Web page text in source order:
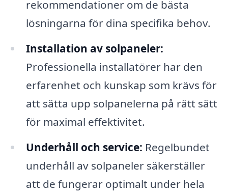
rekommendationer om de bästa
lösningarna för dina specifika behov.
Installation av solpaneler:
Professionella installatörer har den
erfarenhet och kunskap som krävs för
att sätta upp solpanelerna på rätt sätt
för maximal effektivitet.
Underhåll och service: Regelbundet
underhåll av solpaneler säkerställer
att de fungerar optimalt under hela